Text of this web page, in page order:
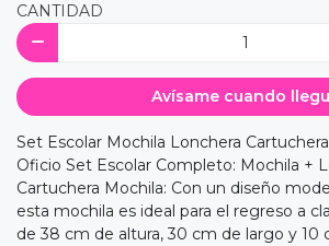
CANTIDAD
Avísame cuando
Set Escolar Mochila Lonchera
Oficio Set Escolar Completo: Mochila +
Cartuchera Mochila: Con un diseño
esta mochila es ideal para el regreso a
de 38 cm de altura, 30 cm de largo y 10